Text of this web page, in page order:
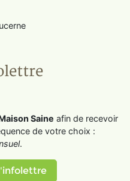
Saine afin de recevoir
de votre choix :
.